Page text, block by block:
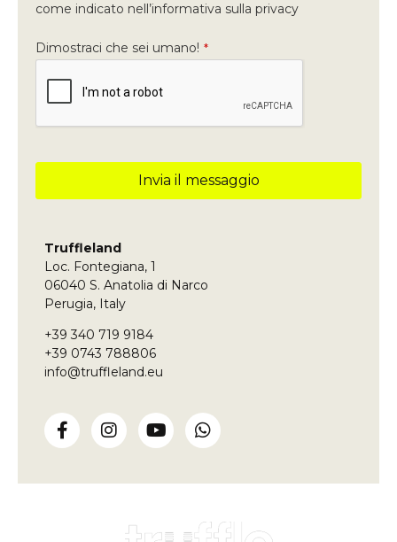
come indicato nell’informativa sulla privacy
Dimostraci che sei umano! *
Invia il messaggio
deve
essere
lasciato
vuoto
Truffleland
Loc. Fontegiana, 1
06040 S. Anatolia di Narco
Perugia, Italy
+39 340 719 9184
+39 0743 788806
info@truffleland.eu